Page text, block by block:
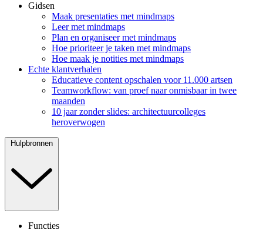
Gidsen
Maak presentaties met mindmaps
Leer met mindmaps
Plan en organiseer met mindmaps
Hoe prioriteer je taken met mindmaps
Hoe maak je notities met mindmaps
Echte klantverhalen
Educatieve content opschalen voor 11.000 artsen
Teamworkflow: van proef naar onmisbaar in twee
maanden
10 jaar zonder slides: architectuurcolleges
heroverwogen
Hulpbronnen
Functies